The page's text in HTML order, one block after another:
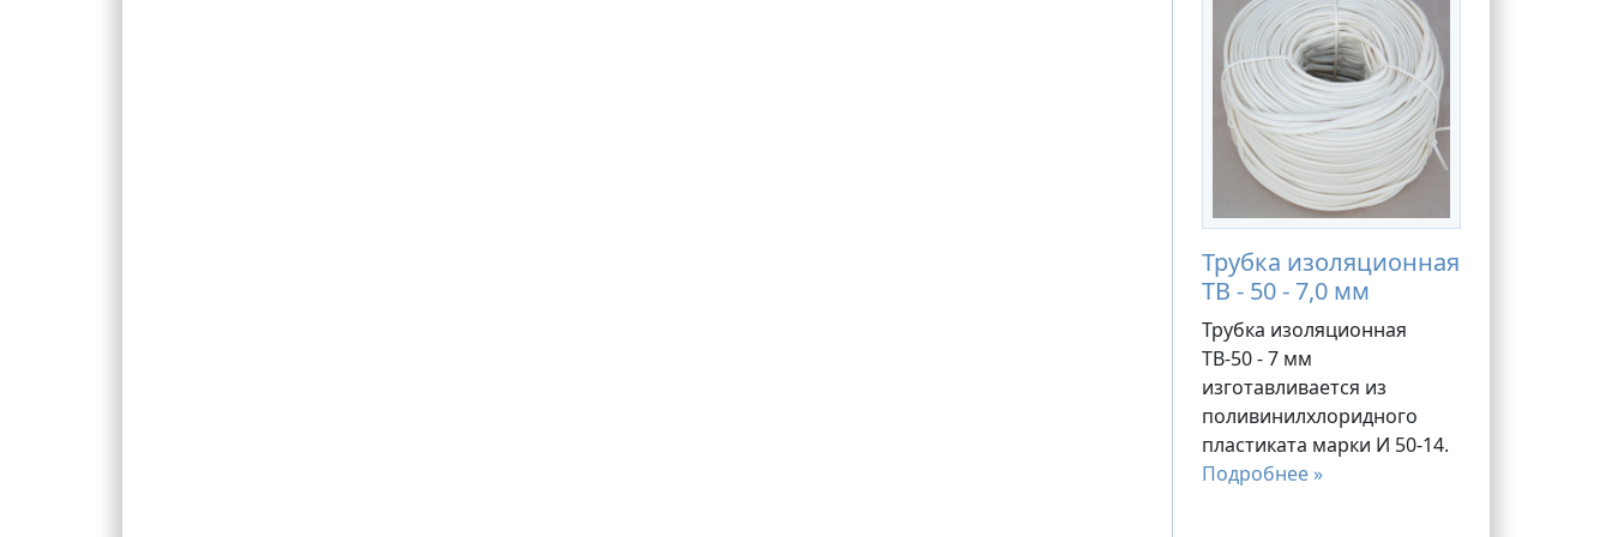
Трубка изоляционная
ТВ - 50 - 7,0 мм
Трубка изоляционная
ТВ-50 - 7 мм
изготавливается из
поливинилхлоридного
пластиката марки И 50-14.
Подробнее »